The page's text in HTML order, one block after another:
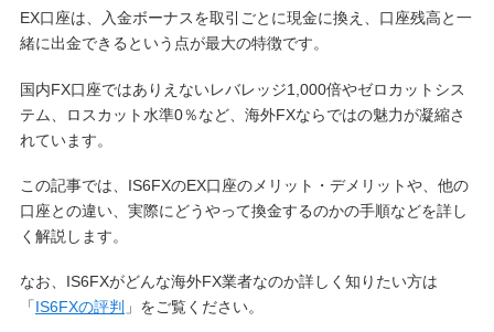
EX口座は、入金ボーナスを取引ごとに現金に換え、口座残高と一
緒に出金できるという点が最大の特徴です。
国内FX口座ではありえないレバレッジ1,000倍やゼロカットシス
テム、ロスカット水準0％など、海外FXならではの魅力が凝縮さ
れています。
この記事では、IS6FXのEX口座のメリット・デメリットや、他の
口座との違い、実際にどうやって換金するのかの手順などを詳し
く解説します。
なお、IS6FXがどんな海外FX業者なのか詳しく知りたい方は
「IS6FXの評判 」をご覧ください。